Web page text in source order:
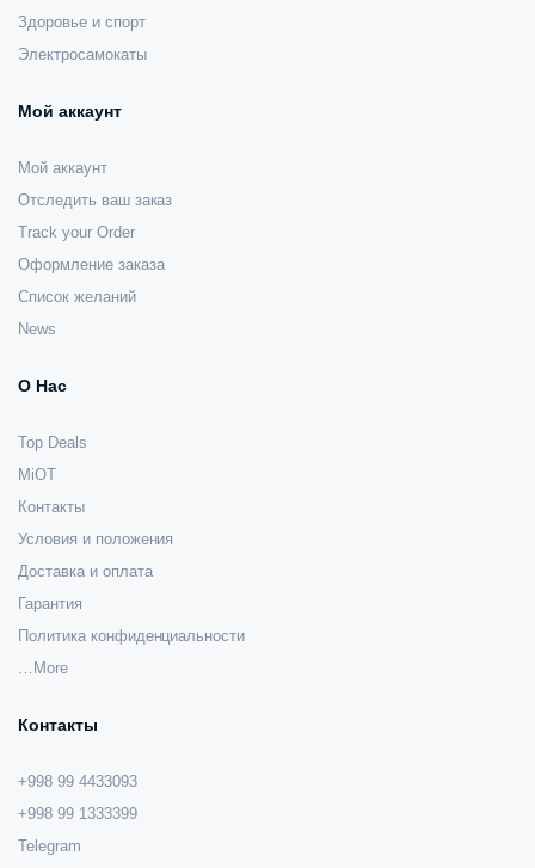
Здоровье и спорт
Электросамокаты
Мой аккаунт
Мой аккаунт
Отследить ваш заказ
Track your Order
Оформление заказа
Список желаний
News
О Нас
Top Deals
MiOT
Контакты
Условия и положения
Доставка и оплата
Гарантия
Политика конфиденциальности
…More
Контакты
+998 99 4433093
+998 99 1333399
Telegram